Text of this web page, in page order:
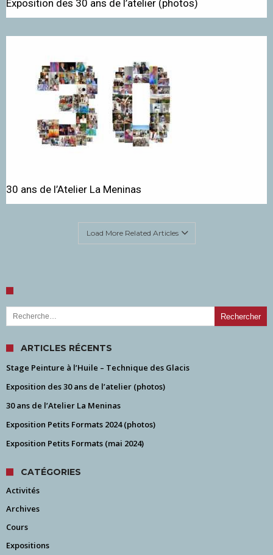
Exposition des 30 ans de l’atelier (photos)
30 ans de l’Atelier La Meninas
Load More Related Articles
Rechercher :
ARTICLES RÉCENTS
Stage Peinture à l’Huile – Technique des Glacis
Exposition des 30 ans de l’atelier (photos)
30 ans de l’Atelier La Meninas
Exposition Petits Formats 2024 (photos)
Exposition Petits Formats (mai 2024)
CATÉGORIES
Activités
Archives
Cours
Expositions